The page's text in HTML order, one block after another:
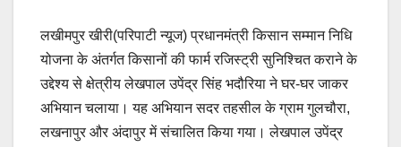
लखीमपुर खीरी(परिपाटी न्यूज) प्रधानमंत्री किसान सम्मान निधि
योजना के अंतर्गत किसानों की फार्म रजिस्ट्री सुनिश्चित कराने के
उद्देश्य से क्षेत्रीय लेखपाल उपेंद्र सिंह भदौरिया ने घर-घर जाकर
अभियान चलाया। यह अभियान सदर तहसील के ग्राम गुलचौरा,
लखनापुर और अंदापुर में संचालित किया गया। लेखपाल उपेंद्र